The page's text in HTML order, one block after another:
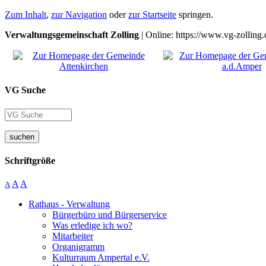
Zum Inhalt, zur Navigation oderzur Startseite springen.
Verwaltungsgemeinschaft Zolling | Online: https://www.vg-
VG Suche
suchen
Schriftgröße
A A A
Rathaus - Verwaltung
Bürgerbüro und Bürgerservice
Was erledige ich wo?
Mitarbeiter
Organigramm
Kulturraum Ampertal e.V.